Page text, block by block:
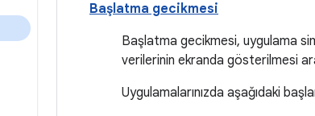
Başlatma gecikmesi
Başlatma gecikmesi, uygulama
verilerinin ekranda gösterilmesi
Uygulamalarınızda aşağıdaki